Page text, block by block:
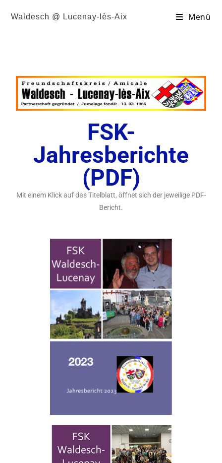
Waldesch @ Lucenay-lès-Aix Menü
FSK-
Jahresberichte
(PDF)
Mit einem Klick auf das Titelblatt, öffnet sich der jeweilige PDF-
Bericht.